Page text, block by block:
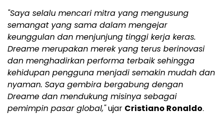
"Saya selalu mencari mitra yang mengusung
semangat yang sama dalam mengejar
keunggulan dan menjunjung tinggi kerja keras.
Dreame merupakan merek yang terus berinovasi
dan menghadirkan performa terbaik sehingga
kehidupan pengguna menjadi semakin mudah dan
nyaman. Saya gembira bergabung dengan
Dreame dan mendukung misinya sebagai
pemimpin pasar global,"ujar Cristiano Ronaldo.